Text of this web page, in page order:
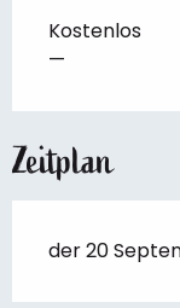
Kostenlos
—
Zeitplan
der 20